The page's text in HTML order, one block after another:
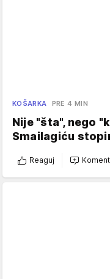
KOŠARKA PRE 4 MIN
Nije "šta", nego
Smailagiću
Reaguj